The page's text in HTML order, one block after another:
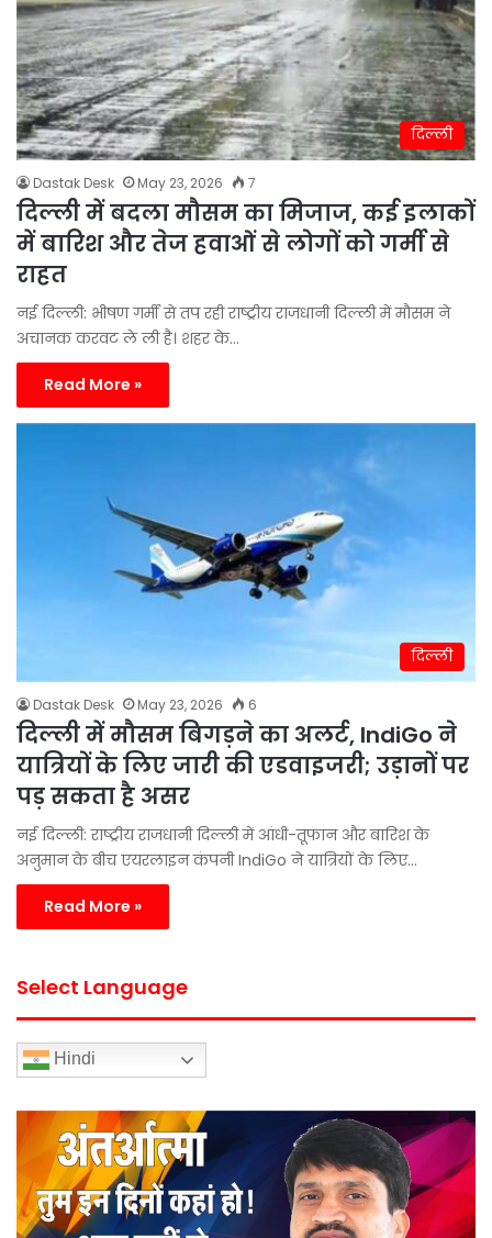
दिल्ली
Dastak Desk May 23, 2026 7
दिल्ली में बदला मौसम का मिजाज, कई इलाकों
में बारिश और तेज हवाओं से लोगों को गर्मी से
राहत
नई दिल्ली: भीषण गर्मी से तप रही राष्ट्रीय राजधानी दिल्ली में मौसम ने
अचानक करवट ले ली है। शहर के…
Read More »
दिल्ली
Dastak Desk May 23, 2026 6
दिल्ली में मौसम बिगड़ने का अलर्ट, IndiGo ने
यात्रियों के लिए जारी की एडवाइजरी; उड़ानों पर
पड़ सकता है असर
नई दिल्ली: राष्ट्रीय राजधानी दिल्ली में आंधी-तूफान और बारिश के
अनुमान के बीच एयरलाइन कंपनी IndiGo ने यात्रियों के लिए…
Read More »
Select Language
Hindi